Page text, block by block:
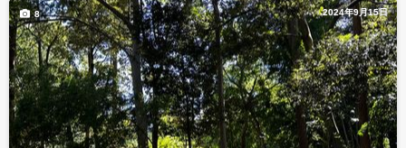
2024年9月15日
8